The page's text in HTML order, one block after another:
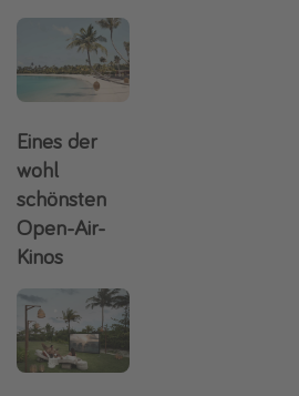
Eines der
wohl
schönsten
Open-Air-
Kinos